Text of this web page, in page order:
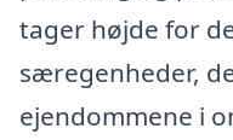
tager højde for
særegenheder,
ejendommene i